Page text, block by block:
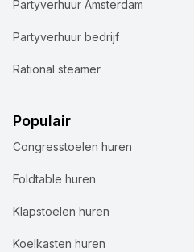
Partyverhuur Amsterdam
Partyverhuur bedrijf
Rational steamer
Populair
Congresstoelen huren
Foldtable huren
Klapstoelen huren
Koelkasten huren